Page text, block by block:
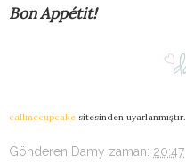
Bon Appétit!
callmecupcake sitesinden uyarlanmıştır.
Gönderen Damy zaman: 20:47